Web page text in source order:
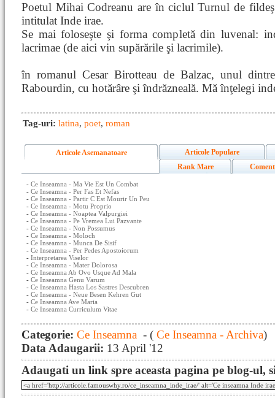
Poetul Mihai Codreanu are în ciclul Turnul de
intitulat Inde irae.
Se mai foloseşte şi forma completă din luvenal:
lacrimae (de aici vin supărările şi lacrimile).
în romanul Cesar Birotteau de Balzac, unul
Rabourdin, cu hotărâre şi îndrăzneală. Mă înţelegi
Tag-uri: latina, poet, roman
Articole Asemanatoare
Articole Populare
Rank Mare
- Ce Inseamna - Ma Vie Est Un Combat
- Ce Inseamna - Per Fas Et Nefas
- Ce Inseamna - Partir C Est Mourir Un Peu
- Ce Inseamna - Motu Proprio
- Ce Inseamna - Noaptea Valpurgiei
- Ce Inseamna - Pe Vremea Lui Pazvante
- Ce Inseamna - Non Possumus
- Ce Inseamna - Moloch
- Ce Inseamna - Munca De Sisif
- Ce Inseamna - Per Pedes Apostoiorum
- Interpretarea Viselor
- Ce Inseamna - Mater Dolorosa
- Ce Inseamna Ab Ovo Usque Ad Mala
- Ce Inseamna Genu Varum
- Ce Inseamna Hasta Los Sastres Descubren
- Ce Inseamna - Neue Besen Kehren Gut
- Ce Inseamna Ave Maria
- Ce Inseamna Curriculum Vitae
Categorie: Ce Inseamna - ( Ce Inseamna - Archiva)
Data Adaugarii: 13 April '12
Adaugati un link spre aceasta pagina pe blog-ul,